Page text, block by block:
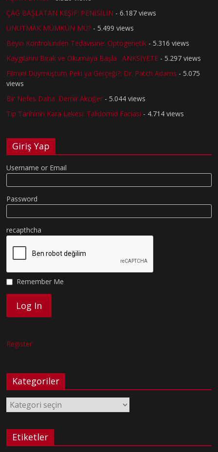
ÇAĞ BAŞLATAN KEŞİF: PENİSİLİN - 6.187 views
UNUTMAK MÜMKÜN MÜ? - 5.499 views
Beyin Kontrolünden Tedavisine: Optogenetik - 5.316 views
Kaygılarını Bırak ve Okumaya Başla : ANKSİYETE - 5.297 views
Filmini Duymuştum Peki ya Gerçeği?: Dr. Patch Adams - 5.075
views
Bir Nefes Daha: Demir Akciğer - 5.044 views
Tıp Tarihinin Kara Lekesi: Talidomid Faciası - 4.714 views
Giriş Yap
Username or Email
Password
recapthcha
Remember Me
Register
Kategoriler
Kategoriler
Etiketler